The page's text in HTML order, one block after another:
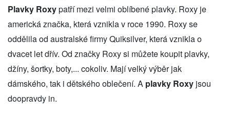
Plavky Roxypatří mezi velmi oblíbené plavky. Roxy je
americká značka, která vznikla v roce 1990. Roxy se
oddělila od australské firmy Quiksilver, která vznikla o
dvacet let dřív. Od značky Roxy si můžete koupit plavky,
džíny, šortky, boty,... cokoliv. Mají velký výběr jak
dámského, tak i dětského oblečení. A plavky Roxy jsou
doopravdy in.